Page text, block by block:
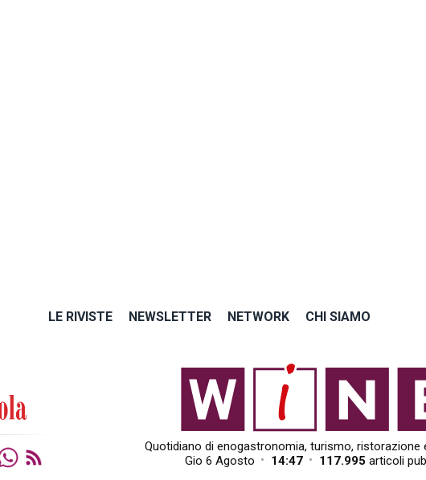
LE RIVISTE NEWSLETTER NETWORK CHI SIAMO
Quotidiano di enogastronomia, turismo, ristorazione
Gio 6 Agosto • 14:47 • 117.995 articoli